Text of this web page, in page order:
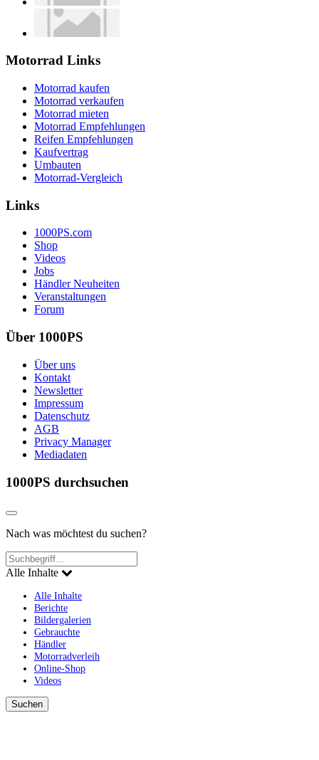
Motorrad Links
Motorrad kaufen
Motorrad verkaufen
Motorrad mieten
Motorrad Empfehlungen
Reifen Empfehlungen
Kaufvertrag
Umbauten
Motorrad-Vergleich
Links
1000PS.com
Shop
Videos
Jobs
Händler Neuheiten
Veranstaltungen
Forum
Über 1000PS
Über uns
Kontakt
Newsletter
Impressum
Datenschutz
AGB
Privacy Manager
Mediadaten
1000PS durchsuchen
Nach was möchtest du suchen?
Alle Inhalte
Alle Inhalte
Berichte
Bildergalerien
Gebrauchte
Händler
Motorradverleih
Online-Shop
Videos
Suchen